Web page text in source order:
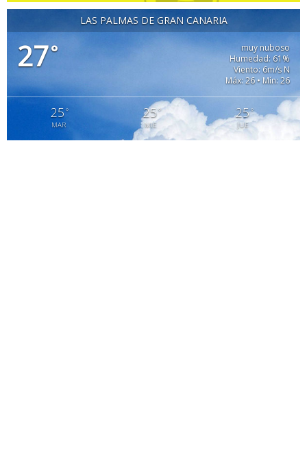
LAS PALMAS DE GRAN CANARIA
27°
muy nuboso
Humedad: 61%
Viento: 6m/s N
Máx: 26 • Mín: 26
25°
MAR
25°
MIE
25°
JUE